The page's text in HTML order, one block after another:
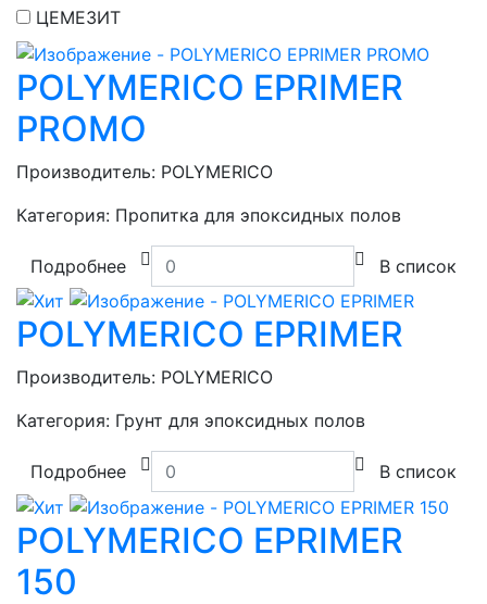
ЦЕМЕЗИТ
POLYMERICO EPRIMER
PROMO
Производитель: POLYMERICO
Категория: Пропитка для эпоксидных полов
Подробнее В список
POLYMERICO EPRIMER
Производитель: POLYMERICO
Категория: Грунт для эпоксидных полов
Подробнее В список
POLYMERICO EPRIMER
150